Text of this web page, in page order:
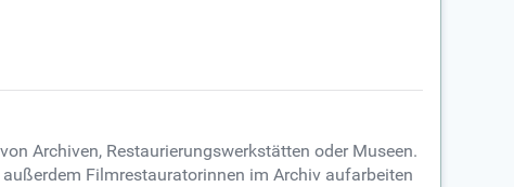
Archiven, Restaurierungswerkstätten oder Museen.
Filmrestauratorinnen im Archiv aufarbeiten